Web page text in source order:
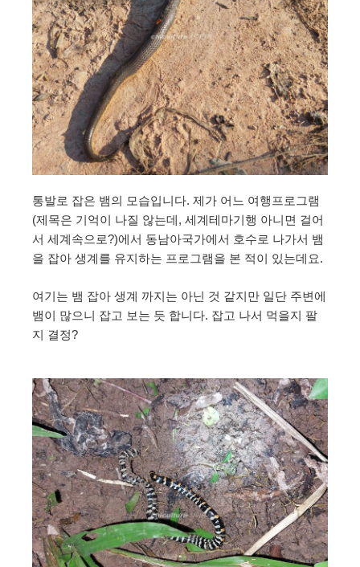
통발로 잡은 뱀의 모습입니다. 제가 어느 여행프로그램
(제목은 기억이 나질 않는데, 세계테마기행 아니면 걸어
서 세계속으로?)에서 동남아국가에서 호수로 나가서 뱀
을 잡아 생계를 유지하는 프로그램을 본 적이 있는데요.
여기는 뱀 잡아 생계 까지는 아닌 것 같지만 일단 주변에
뱀이 많으니 잡고 보는 듯 합니다. 잡고 나서 먹을지 팔
지 결정?